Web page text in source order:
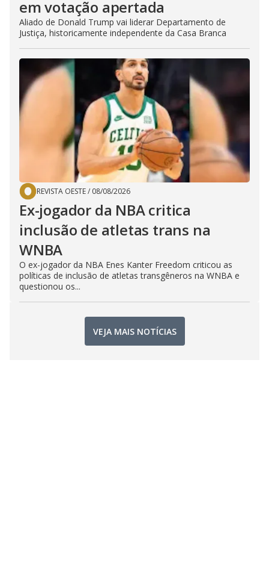
em votação apertada
Aliado de Donald Trump vai liderar Departamento de
Justiça, historicamente independente da Casa Branca
REVISTA OESTE/ 08/08/2026
Ex-jogador da NBA critica
inclusão de atletas trans na
WNBA
O ex-jogador da NBA Enes Kanter Freedom criticou as
políticas de inclusão de atletas transgêneros na WNBA e
questionou os...
VEJA MAIS NOTÍCIAS